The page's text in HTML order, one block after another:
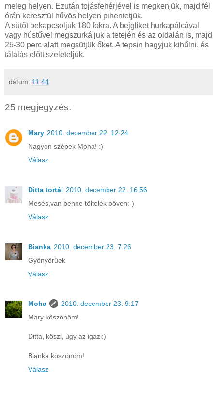
meleg helyen. Ezután tojásfehérjével is megkenjük, majd fél
órán keresztül hűvös helyen pihentetjük.
A sütőt bekapcsoljuk 180 fokra. A bejgliket hurkapálcával
vagy hústűvel megszurkáljuk a tetején és az oldalán is, majd
25-30 perc alatt megsütjük őket. A tepsin hagyjuk kihűlni, és
tálalás előtt szeleteljük.
dátum: 11:44
25 megjegyzés:
Mary 2010. december 22. 12:24
Nagyon szépek Moha! :)
Válasz
Ditta tortái 2010. december 22. 16:56
Mesés,van benne töltelék bőven:-)
Válasz
Bianka 2010. december 23. 7:26
Gyönyörűek
Válasz
Moha
2010. december 23. 9:17
Mary köszönöm!
Ditta, köszi, úgy az igazi:)
Bianka köszönöm!
Válasz